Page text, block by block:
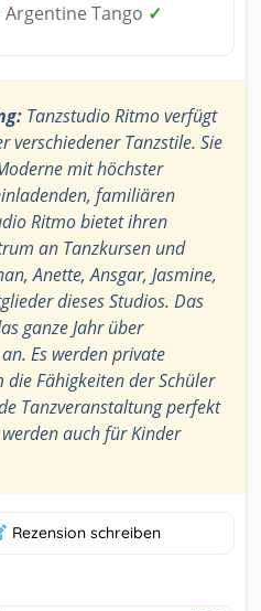
Argentine Tango ✓
Tanzstudio Ritmo verfügt
verschiedener Tanzstile. Sie
mit höchster
familiären
Ritmo bietet ihren
an Tanzkursen und
Anette, Ansgar, Jasmine,
dieses Studios. Das
ganze Jahr über
Es werden private
Fähigkeiten der Schüler
Tanzveranstaltung perfekt
auch für Kinder
Rezension schreiben